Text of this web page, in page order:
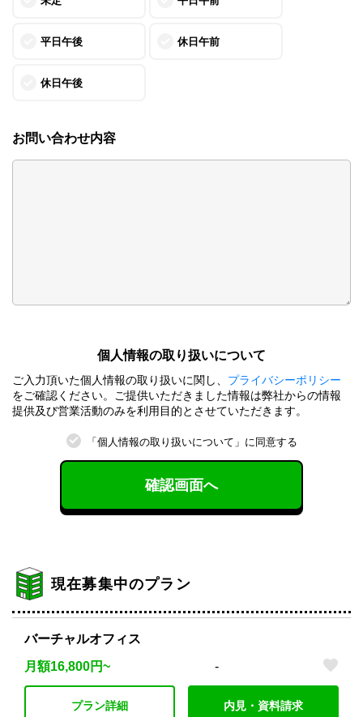
平日午後 休日午前
休日午後
お問い合わせ内容
個⼈情報の取り扱いについて
ご⼊⼒頂いた個⼈情報の取り扱いに関し、 プライバシーポリシー
をご確認ください。ご提供いただきました情報は弊社からの情報
提供及び営業活動のみを利⽤⽬的とさせていただきます。
「個⼈情報の取り扱いについて」に同意する
確認画面へ
現在募集中のプラン
バーチャルオフィス
月額16,800円~
-
プラン詳細 内見・資料請求